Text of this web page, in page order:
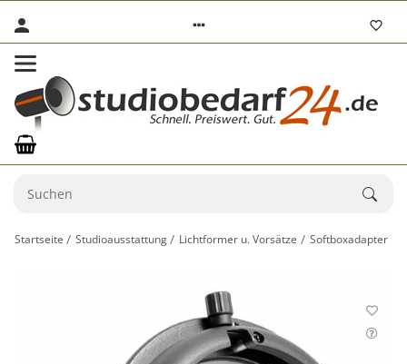
Startseite Studioausstattung Lichtformer u. Vorsätze Softboxadapter